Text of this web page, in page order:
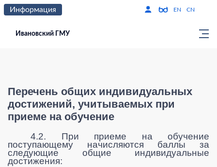
Информация Версия для
EN CN
Ивановский ГМУ
Перечень общих индивидуальных
достижений, учитываемых при
приеме на обучение
4.2. При приеме на обучение
поступающему начисляются баллы за
следующие общие индивидуальные
достижения: